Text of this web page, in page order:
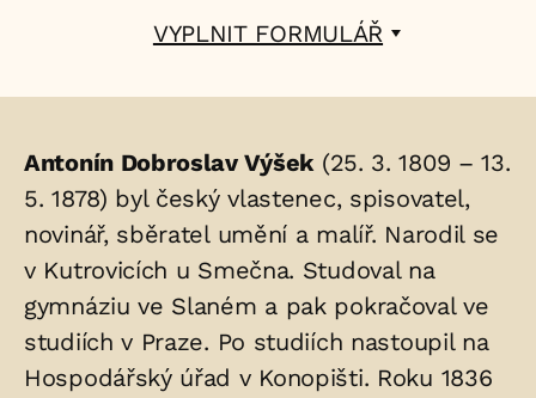
VYPLNIT FORMULÁŘ
Životopis
osoby/osob
uložených
v
hrobu:
Antonín Dobroslav Výšek(25. 3. 1809 – 13.
5. 1878) byl český vlastenec, spisovatel,
novinář, sběratel umění a malíř. Narodil se
v Kutrovicích u Smečna. Studoval na
gymnáziu ve Slaném a pak pokračoval ve
studiích v Praze. Po studiích nastoupil na
Hospodářský úřad v Konopišti. Roku 1836